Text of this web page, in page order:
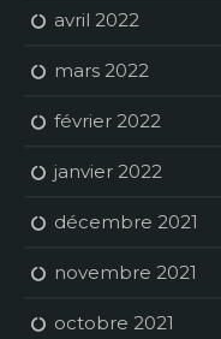
avril 2022
mars 2022
février 2022
janvier 2022
décembre 2021
novembre 2021
octobre 2021